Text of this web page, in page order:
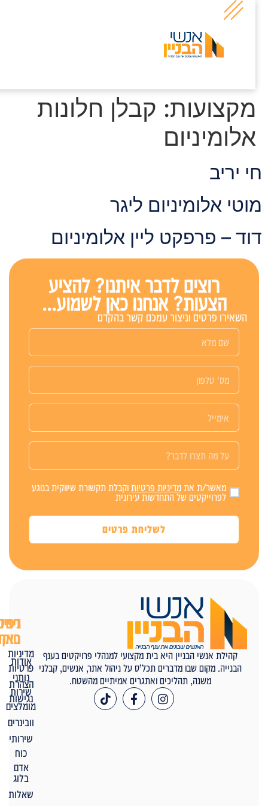
מקצועות:קבלן חלונות
אלומיניום
יריב
אלומיניום ליגר
– פרפקט ליין אלומיניום
רוצים לדבר איתנו? להציע
הצעות? אנחנו כאן לשמוע...
השאירו פרטים וניצור עמכם קשר בהקדם
מאשר/ת אתמדיניות פרטיותוקבלת תקשורת שיווקית בנוגע
לפרוייקטים של התחדשות עירונית
לשליחת פרטים
קהילת אנשי הבניין היא בית מקצועי למנהלי פרויקטים בענף
הבנייה. מקום שבו מדברים תכל’ס על ניהול אתר, אנשים, קבלני
משנה, תהליכים ואתגרים אמיתיים מהשטח.
ניווט
באתר
אודות
נותני
שירות
מומלצים
וובינרים
שירותי
אדם
בלוג
שאלות
דפים
חוקיים
מדיניות
פרטיות
הצהרת
נגישות